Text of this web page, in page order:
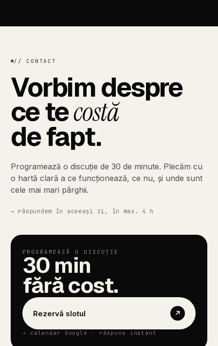
// CONTACT
Vorbimdespre
cetecostă
defapt.
Programează o discuție de 30 de minute. Plecăm cu
o hartă clară a ce funcționează, ce nu, și unde sunt
cele mai mari pârghii.
→ răspundem în aceeași zi, în max. 4 h
PROGRAMEAZĂ O DISCUȚIE
30 min
fărăcost.
Rezervă slotul ↗
→ calendar Google · răspuns instant